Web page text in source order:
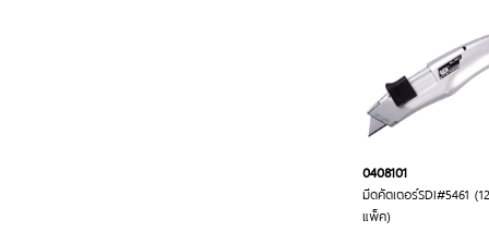
0408101
มีดคัตเตอร์SDI#5461
แพ็ค)